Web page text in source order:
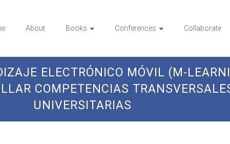
About Books Conferences Collaborate
ELECTRÓNICO MÓVIL (M-
COMPETENCIAS
UNIVERSITARIAS